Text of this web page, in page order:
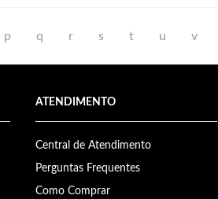
p q r s t u v
ATENDIMENTO
Central de Atendimento
Perguntas Frequentes
Como Comprar